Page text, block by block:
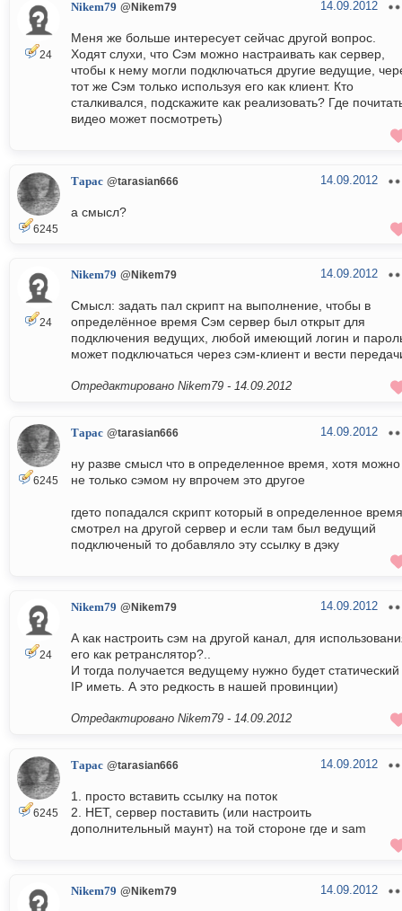
24
Nikem79 @Nikem79 14.09.2012
Меня же больше интересует сейчас другой вопрос.
Ходят слухи, что Сэм можно настраивать как сервер,
чтобы к нему могли подключаться другие ведущие,
тот же Сэм только используя его как клиент. Кто
сталкивался, подскажите как реализовать? Где
видео может посмотреть)
6245
Тарас @tarasian666 14.09.2012
а смысл?
24
Nikem79 @Nikem79 14.09.2012
Смысл: задать пал скрипт на выполнение, чтобы в
определённое время Сэм сервер был открыт для
подключения ведущих, любой имеющий логин и
может подключаться через сэм-клиент и вести
Отредактировано Nikem79 - 14.09.2012
6245
Тарас @tarasian666 14.09.2012
ну разве смысл что в определенное время, хотя
не только сэмом ну впрочем это другое
гдето попадался скрипт который в определенное время
смотрел на другой сервер и если там был ведущий
подключеный то добавляло эту ссылку в дэку
24
Nikem79 @Nikem79 14.09.2012
А как настроить сэм на другой канал, для
его как ретранслятор?..
И тогда получается ведущему нужно будет статический
IP иметь. А это редкость в нашей провинции)
Отредактировано Nikem79 - 14.09.2012
6245
Тарас @tarasian666 14.09.2012
1. просто вставить ссылку на поток
2. НЕТ, сервер поставить (или настроить
дополнительный маунт) на той стороне где и sam
Nikem79 @Nikem79 14.09.2012